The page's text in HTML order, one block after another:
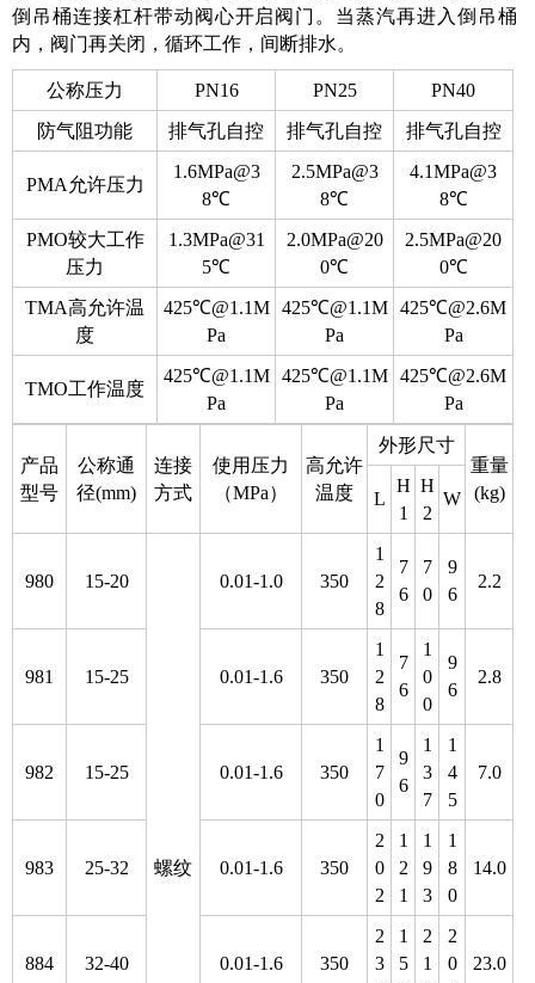
倒吊桶连接杠杆带动阀心开启阀门。当蒸汽再进入倒吊桶
内，阀门再关闭，循环工作，间断排水。
公称压力 PN16 PN25
PN40
防气阻功能
排气孔自控 排气孔自控 排气孔自控
PMA允许压力
1.6MPa@3
8℃
2.5MPa@3
8℃
4.1MPa@3
8℃
PMO较大工作
压力
1.3MPa@31
5℃
2.0MPa@20
0℃
2.5MPa@20
0℃
TMA高允许温
度
425℃@1.1M
Pa
425℃@1.1M
Pa
425℃@2.6M
Pa
TMO工作温度
425℃@1.1M
Pa
425℃@1.1M
Pa
425℃@2.6M
Pa
产品
型号
公称通
径(mm)
连接
方式
使用压力
（MPa）
高允许
温度
外形尺寸
重量
(kg)
L
H
1
H
2
W
980 15-20
螺纹
0.01-1.0 350
1
2
8
7
6
7
0
9
6
2.2
981 15-25 0.01-1.6 350
1
2
8
7
6
1
0
0
9
6
2.8
982 15-25 0.01-1.6 350
1
7
0
9
6
1
3
7
1
4
5
7.0
983 25-32 0.01-1.6 350
2
0
2
1
2
1
1
9
3
1
8
0
14.0
884 32-40 0.01-1.6 350
2
3
1
5
2
1
2
0
23.0